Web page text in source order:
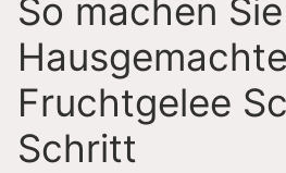
So machen Sie
Fruchtgelee
Schritt